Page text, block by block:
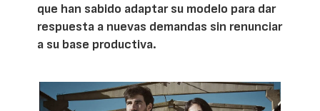
que han sabido adaptar su modelo para dar
respuesta a nuevas demandas sin renunciar
a su base productiva.